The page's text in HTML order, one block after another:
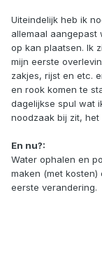
Uiteindelijk heb ik
allemaal aangepast
op kan plaatsen. Ik
mijn eerste
zakjes, rijst en etc.
en rook komen te
dagelijkse spul wat
noodzaak bij zit,
En nu?:
Water ophalen en
maken (met
eerste verandering.